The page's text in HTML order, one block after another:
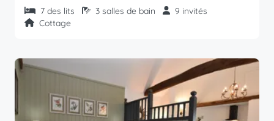
7 des lits
3 salles de bain
9 invités
Cottage